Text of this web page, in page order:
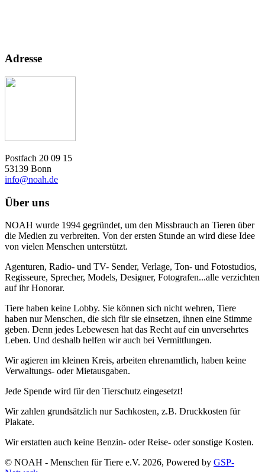
Adresse
Postfach 20 09 15
53139 Bonn
info@noah.de
Über uns
NOAH wurde 1994 gegründet, um den Missbrauch an Tieren über
die Medien zu verbreiten. Von der ersten Stunde an wird diese Idee
von vielen Menschen unterstützt.
Agenturen, Radio- und TV- Sender, Verlage, Ton- und Fotostudios,
Regisseure, Sprecher, Models, Designer, Fotografen...alle verzichten
auf ihr Honorar.
Tiere haben keine Lobby. Sie können sich nicht wehren, Tiere
haben nur Menschen, die sich für sie einsetzen, ihnen eine Stimme
geben. Denn jedes Lebewesen hat das Recht auf ein unversehrtes
Leben. Und deshalb helfen wir auch bei Vermittlungen.
Wir agieren im kleinen Kreis, arbeiten ehrenamtlich, haben keine
Verwaltungs- oder Mietausgaben.
Jede Spende wird für den Tierschutz eingesetzt!
Wir zahlen grundsätzlich nur Sachkosten, z.B. Druckkosten für
Plakate.
Wir erstatten auch keine Benzin- oder Reise- oder sonstige Kosten.
© NOAH - Menschen für Tiere e.V. 2026, Powered by GSP-